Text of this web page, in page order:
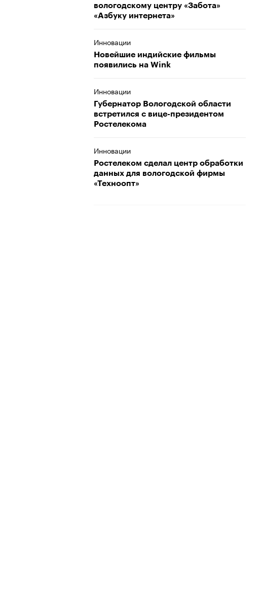
вологодскому центру «Забота»
«Азбуку интернета»
Инновации
Новейшие индийские фильмы
появились на Wink
Инновации
Губернатор Вологодской области
встретился с вице-президентом
Ростелекома
Инновации
Ростелеком сделал центр обработки
данных для вологодской фирмы
«Техноопт»